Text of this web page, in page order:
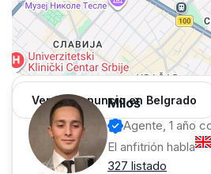
Ver 962 anuncio en Belgrado
Miloš
Agente, 1 año
El anfitrión habla
327 listado